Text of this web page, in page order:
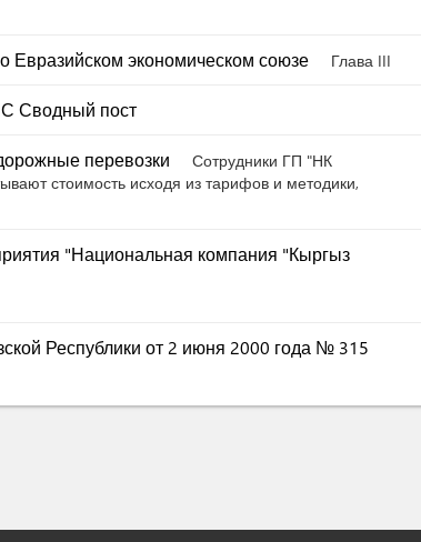
Евразийском экономическом союзе Глава III
Сводный пост
перевозки
Сотрудники ГП "НК
стоимость исходя из тарифов и методики,
"Национальная компания "Кыргыз
Республики от 2 июня 2000 года № 315